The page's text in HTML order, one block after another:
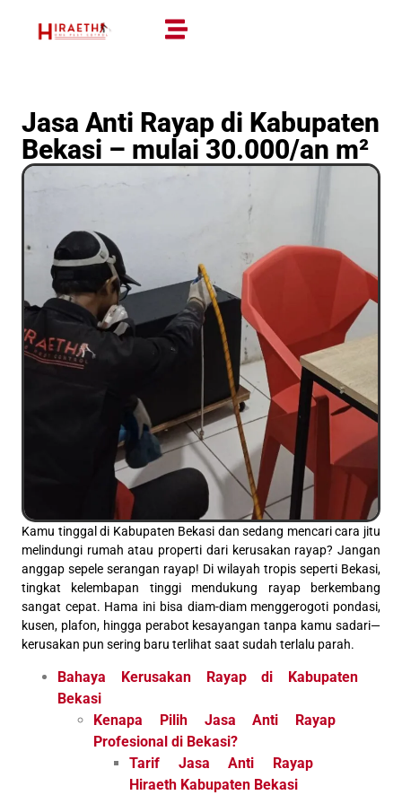
Jasa Anti Rayap di Kabupaten
Bekasi – mulai 30.000/an m²
Kamu tinggal di Kabupaten Bekasi dan sedang mencari cara jitu
melindungi rumah atau properti dari kerusakan rayap? Jangan
anggap sepele serangan rayap! Di wilayah tropis seperti Bekasi,
tingkat kelembapan tinggi mendukung rayap berkembang
sangat cepat. Hama ini bisa diam-diam menggerogoti pondasi,
kusen, plafon, hingga perabot kesayangan tanpa kamu sadari—
kerusakan pun sering baru terlihat saat sudah terlalu parah.
Bahaya Kerusakan Rayap di Kabupaten
Bekasi
Kenapa Pilih Jasa Anti Rayap
Profesional di Bekasi?
Tarif Jasa Anti Rayap
Hiraeth Kabupaten Bekasi